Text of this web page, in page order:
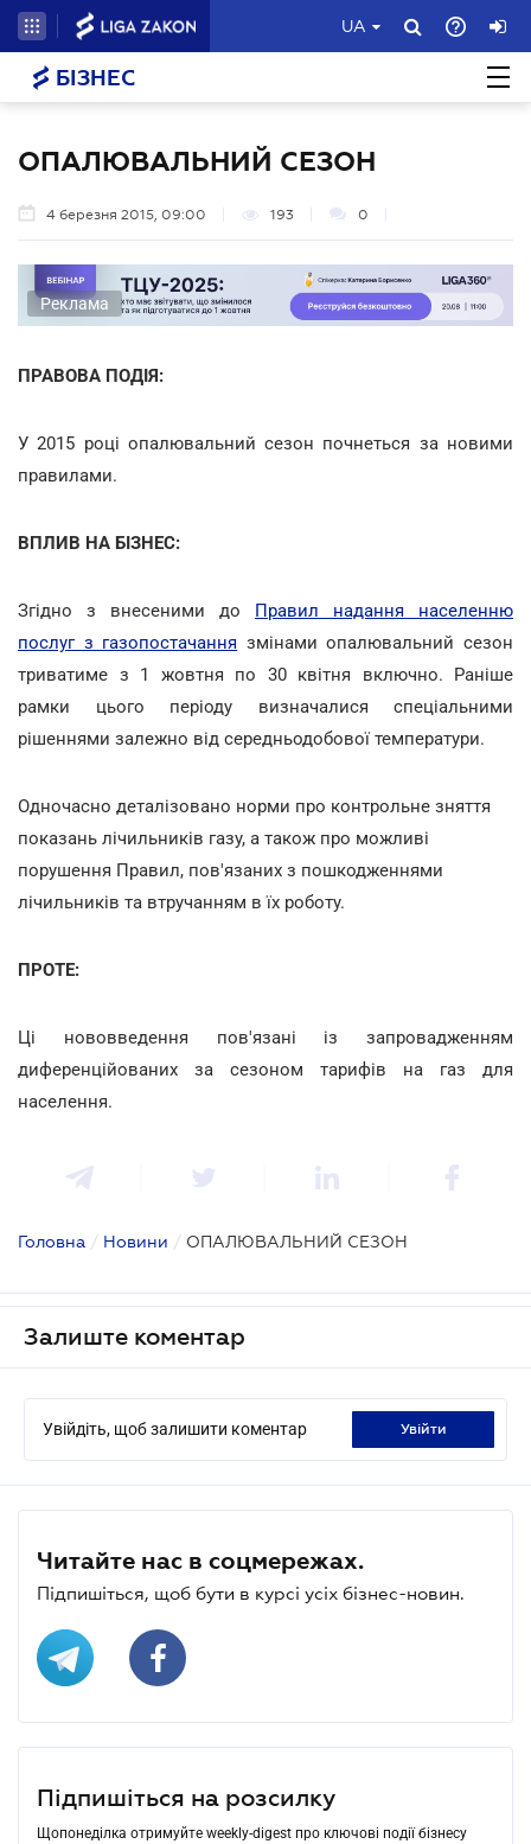
UA
БІЗНЕС
ОПАЛЮВАЛЬНИЙ СЕЗОН
4 березня 2015, 09:00 193 0
Реклама
ПРАВОВА ПОДІЯ:
У 2015 році опалювальний сезон почнеться за новими
правилами.
ВПЛИВ НА БІЗНЕС:
Згідно з внесеними до Правил надання населенню
послуг з газопостачання змінами опалювальний сезон
триватиме з 1 жовтня по 30 квітня включно. Раніше
рамки цього періоду визначалися спеціальними
рішеннями залежно від середньодобової температури.
Одночасно деталізовано норми про контрольне зняття
показань лічильників газу, а також про можливі
порушення Правил, пов'язаних з пошкодженнями
лічильників та втручанням в їх роботу.
ПРОТЕ:
Ці нововведення пов'язані із запровадженням
диференційованих за сезоном тарифів на газ для
населення.
Головна / Новини / ОПАЛЮВАЛЬНИЙ СЕЗОН
Залиште коментар
Увійдіть, щоб залишити коментар увійти
Читайте нас в соцмережах.
Підпишіться, щоб бути в курсі усіх бізнес-новин.
Підпишіться на розсилку
Щопонеділка отримуйте weekly-digest про ключові події бізнесу